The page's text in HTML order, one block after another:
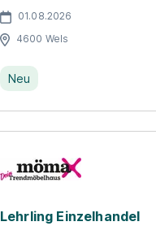
01.08.2026
4600 Wels
Neu
Lehrling Einzelhandel